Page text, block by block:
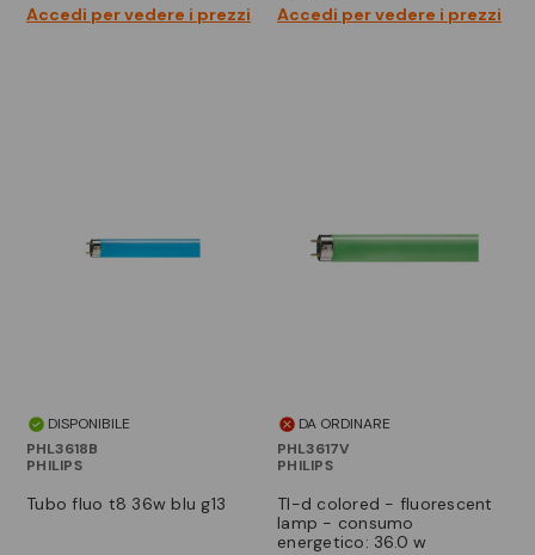
Accedi per vedere i prezzi
Accedi per vedere i prezzi
DISPONIBILE
PHL3618B
PHILIPS
tubo fluo t8 36w blu g13
DA ORDINARE
PHL3617V
PHILIPS
tl-d colored - fluorescent
lamp - consumo
energetico: 36.0 w